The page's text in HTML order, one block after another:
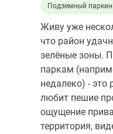
Подземный
Живу уже
что район
зелёные зоны.
паркам
недалеко) - это
любит пешие
ощущение
территория,